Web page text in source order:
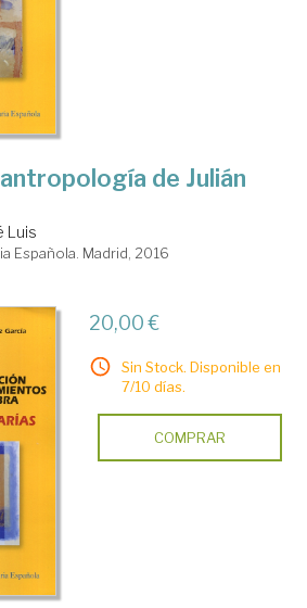
de Julián
Luis
Española. Madrid, 2016
20,00 €
Sin Stock. Disponible en
7/10 días.
COMPRAR